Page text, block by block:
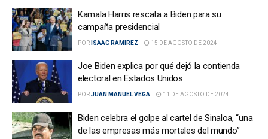
Kamala Harris rescata a Biden para su
campaña presidencial
POR ISAAC RAMIREZ 15 DE AGOSTO DE 2024
Joe Biden explica por qué dejó la contienda
electoral en Estados Unidos
PORJUAN MANUEL VEGA 11 DE AGOSTO DE 2024
Biden celebra el golpe al cartel de Sinaloa, “una
de las empresas más mortales del mundo”